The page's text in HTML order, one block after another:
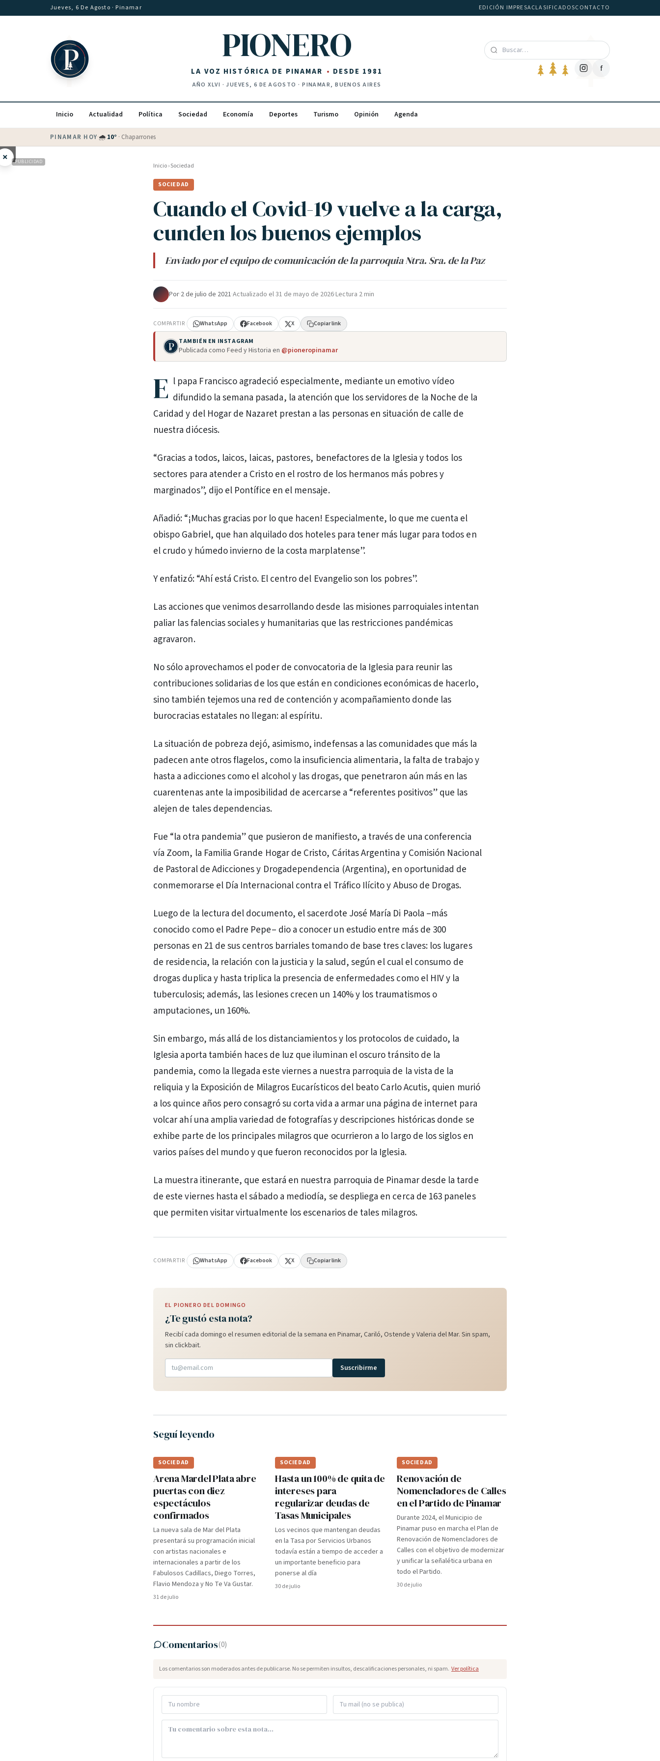
Saltar al contenidoJueves, 6 De Agosto · Pinamar EDICIÓN IMPRESACLASIFICADOSCONTACTO
PIONERO
LA VOZ HISTÓRICA DE PINAMAR DESDE 1981
AÑOXLVI ·JUEVES, 6 DE AGOSTO · PINAMAR, BUENOS AIRES
f
Inicio Actualidad Política Sociedad Economía Deportes Turismo Opinión Agenda
PINAMAR HOY·🌧 10° · Chaparrones
× PUBLICIDAD Inicio›Sociedad
SOCIEDAD
Cuando el Covid-19 vuelve a la carga,
cunden los buenos ejemplos
Enviado por el equipo de comunicación de la parroquia Ntra. Sra. de la Paz
Por·2 de julio de 2021·Actualizado el31 de mayo de 2026·Lectura 2 min
COMPARTIR WhatsApp Facebook X Copiar link
TAMBIÉN EN INSTAGRAM
Publicada como Feed y Historia en @pioneropinamar
E l papa Francisco agradeció especialmente, mediante un emotivo vídeo
difundido la semana pasada, la atención que los servidores de la Noche de la
Caridad y del Hogar de Nazaret prestan a las personas en situación de calle de
nuestra diócesis.
“Gracias a todos, laicos, laicas, pastores, benefactores de la Iglesia y todos los
sectores para atender a Cristo en el rostro de los hermanos más pobres y
marginados”, dijo el Pontífice en el mensaje.
Añadió: “¡Muchas gracias por lo que hacen! Especialmente, lo que me cuenta el
obispo Gabriel, que han alquilado dos hoteles para tener más lugar para todos en
el crudo y húmedo invierno de la costa marplatense”.
Y enfatizó: “Ahí está Cristo. El centro del Evangelio son los pobres”.
Las acciones que venimos desarrollando desde las misiones parroquiales intentan
paliar las falencias sociales y humanitarias que las restricciones pandémicas
agravaron.
No sólo aprovechamos el poder de convocatoria de la Iglesia para reunir las
contribuciones solidarias de los que están en condiciones económicas de hacerlo,
sino también tejemos una red de contención y acompañamiento donde las
burocracias estatales no llegan: al espíritu.
La situación de pobreza dejó, asimismo, indefensas a las comunidades que más la
padecen ante otros flagelos, como la insuficiencia alimentaria, la falta de trabajo y
hasta a adicciones como el alcohol y las drogas, que penetraron aún más en las
cuarentenas ante la imposibilidad de acercarse a “referentes positivos” que las
alejen de tales dependencias.
Fue “la otra pandemia” que pusieron de manifiesto, a través de una conferencia
vía Zoom, la Familia Grande Hogar de Cristo, Cáritas Argentina y Comisión Nacional
de Pastoral de Adicciones y Drogadependencia (Argentina), en oportunidad de
conmemorarse el Día Internacional contra el Tráfico Ilícito y Abuso de Drogas.
Luego de la lectura del documento, el sacerdote José María Di Paola –más
conocido como el Padre Pepe– dio a conocer un estudio entre más de 300
personas en 21 de sus centros barriales tomando de base tres claves: los lugares
de residencia, la relación con la justicia y la salud, según el cual el consumo de
drogas duplica y hasta triplica la presencia de enfermedades como el HIV y la
tuberculosis; además, las lesiones crecen un 140% y los traumatismos o
amputaciones, un 160%.
Sin embargo, más allá de los distanciamientos y los protocolos de cuidado, la
Iglesia aporta también haces de luz que iluminan el oscuro tránsito de la
pandemia, como la llegada este viernes a nuestra parroquia de la vista de la
reliquia y la Exposición de Milagros Eucarísticos del beato Carlo Acutis, quien murió
a los quince años pero consagró su corta vida a armar una página de internet para
volcar ahí una amplia variedad de fotografías y descripciones históricas donde se
exhibe parte de los principales milagros que ocurrieron a lo largo de los siglos en
varios países del mundo y que fueron reconocidos por la Iglesia.
La muestra itinerante, que estará en nuestra parroquia de Pinamar desde la tarde
de este viernes hasta el sábado a mediodía, se despliega en cerca de 163 paneles
que permiten visitar virtualmente los escenarios de tales milagros.
COMPARTIR WhatsApp Facebook X Copiar link
EL PIONERO DEL DOMINGO
¿Te gustó esta nota?
Recibí cada domingo el resumen editorial de la semana en Pinamar, Cariló, Ostende y Valeria del Mar. Sin spam,
sin clickbait.
Suscribirme
Seguí leyendo
SOCIEDAD
Arena Mardel Plata abre
puertas con diez
espectáculos
confirmados
La nueva sala de Mar del Plata
presentará su programación inicial
con artistas nacionales e
internacionales a partir de los
Fabulosos Cadillacs, Diego Torres,
Flavio Mendoza y No Te Va Gustar.
31 de julio
SOCIEDAD
Hasta un 100% de quita de
intereses para
regularizar deudas de
Tasas Municipales
Los vecinos que mantengan deudas
en la Tasa por Servicios Urbanos
todavía están a tiempo de acceder a
un importante beneficio para
ponerse al día
30 de julio
SOCIEDAD
Renovación de
Nomencladores de Calles
en el Partido de Pinamar
Durante 2024, el Municipio de
Pinamar puso en marcha el Plan de
Renovación de Nomencladores de
Calles con el objetivo de modernizar
y unificar la señalética urbana en
todo el Partido.
30 de julio
Comentarios(0)
Los comentarios son moderados antes de publicarse. No se permiten insultos, descalificaciones personales, ni spam. Ver política